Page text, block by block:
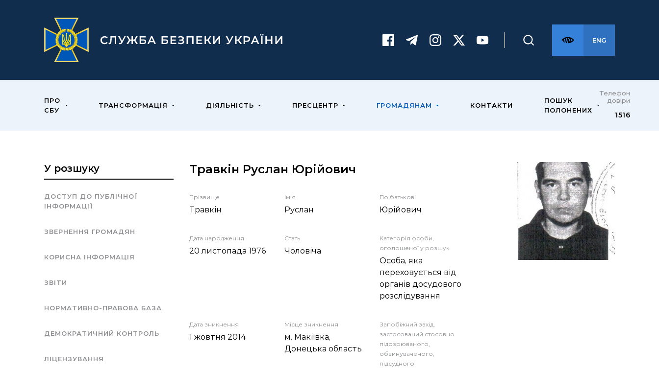
ENG
ПРО
СБУ
ТРАНСФОРМАЦІЯ ДІЯЛЬНІСТЬ ПРЕСЦЕНТР ГРОМАДЯНАМ КОНТАКТИ
ПОШУК
ПОЛОНЕНИХ
Телефон
довіри
1516
У розшуку
ДОСТУП ДО ПУБЛІЧНОЇ
ІНФОРМАЦІЇ
ЗВЕРНЕННЯ ГРОМАДЯН
КОРИСНА ІНФОРМАЦІЯ
ЗВІТИ
НОРМАТИВНО-ПРАВОВА БАЗА
ДЕМОКРАТИЧНИЙ КОНТРОЛЬ
ЛІЦЕНЗУВАННЯ
Травкін Руслан Юрійович
Прізвище
Травкін
Ім'я
Руслан
По батькові
Юрійович
Дата народження
20 листопада 1976
Стать
Чоловіча
Категорія особи,
оголошеної у розшук
Особа, яка
переховується від
органів досудового
розслідування
Дата зникнення
1 жовтня 2014
Місце зникнення
м. Макіївка,
Донецька область
Запобіжний захід,
застосований стосовно
підозрюваного,
обвинуваченого,
підсудного